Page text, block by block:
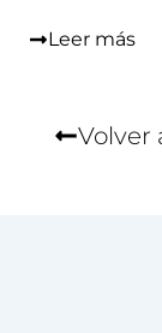
Leer más
Volver